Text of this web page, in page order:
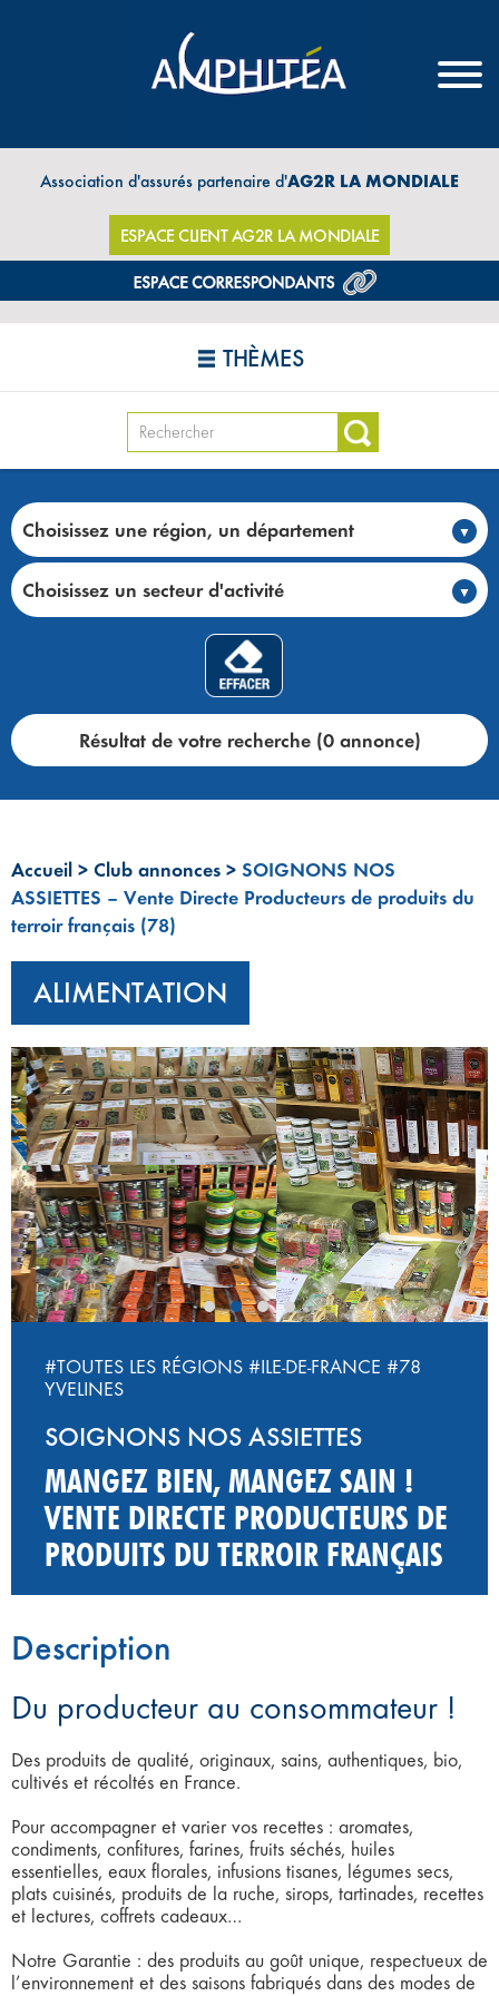
Association d'assurés partenaire d'AG2R LA MONDIALE
ESPACE CLIENT AG2R LA MONDIALE
THÈMES
Choisissez une région, un département
Choisissez un secteur d'activité
Résultat de votre recherche (0 annonce)
Accueil > Club annonces > SOIGNONS NOS
ASSIETTES – Vente Directe Producteurs de produits du
terroir français (78)
ALIMENTATION
‹
#TOUTES LES RÉGIONS #ILE-DE-FRANCE #78
YVELINES
SOIGNONS NOS ASSIETTES
MANGEZ BIEN, MANGEZ SAIN !
VENTE DIRECTE PRODUCTEURS DE
PRODUITS DU TERROIR FRANÇAIS
Description
Du producteur au consommateur !
Des produits de qualité, originaux, sains, authentiques, bio,
cultivés et récoltés en France.
Pour accompagner et varier vos recettes : aromates,
condiments, confitures, farines, fruits séchés, huiles
essentielles, eaux florales, infusions tisanes, légumes secs,
plats cuisinés, produits de la ruche, sirops, tartinades, recettes
et lectures, coffrets cadeaux…
Notre Garantie : des produits au goût unique, respectueux de
l’environnement et des saisons fabriqués dans des modes de